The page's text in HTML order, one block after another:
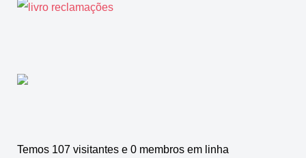
Temos 107 visitantes e 0 membros em linha